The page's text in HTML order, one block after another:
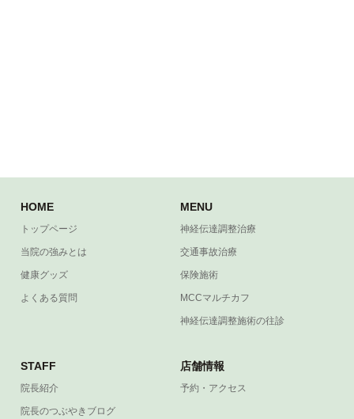
HOME
トップページ
当院の強みとは
健康グッズ
よくある質問
MENU
神経伝達調整治療
交通事故治療
保険施術
MCCマルチカフ
神経伝達調整施術の往診
STAFF
院長紹介
院長のつぶやきブログ
店舗情報
予約・アクセス